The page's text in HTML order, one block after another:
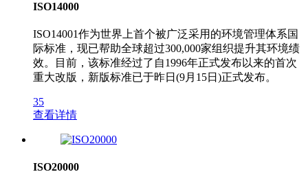
ISO14000
ISO14001作为世界上首个被广泛采用的环境管理体系国
际标准，现已帮助全球超过300,000家组织提升其环境绩
效。目前，该标准经过了自1996年正式发布以来的首次
重大改版，新版标准已于昨日(9月15日)正式发布。
35
查看详情
ISO20000